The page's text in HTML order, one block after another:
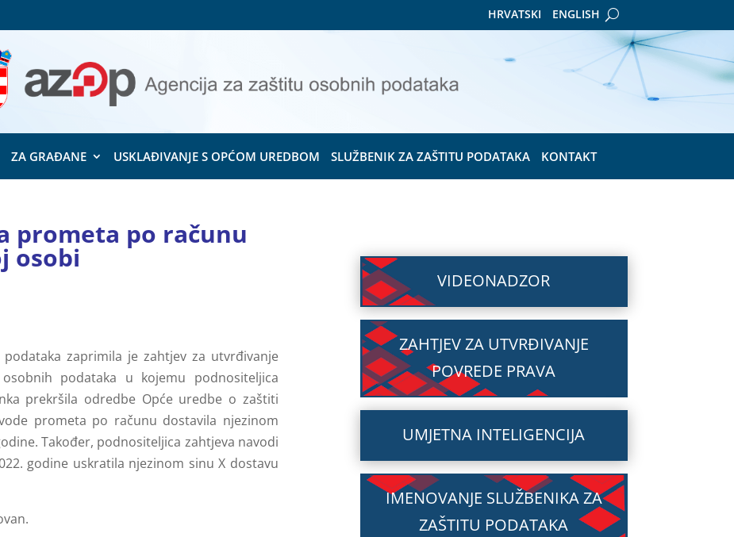
HRVATSKI ENGLISH
ZA GRAĐANE USKLAĐIVANJE S OPĆOM UREDBOM SLUŽBENIK ZA ZAŠTITU PODATAKA KONTAKT
prometa po računu
osobi
zaprimila je zahtjev za utvrđivanje
podataka u kojemu podnositeljica
prekršila odredbe Opće uredbe o zaštiti
prometa po računu dostavila njezinom
Također, podnositeljica zahtjeva navodi
godine uskratila njezinom sinu X dostavu
VIDEONADZOR
ZAHTJEV ZA UTVRĐIVANJE
POVREDE PRAVA
UMJETNA INTELIGENCIJA
IMENOVANJE SLUŽBENIKA ZA
ZAŠTITU PODATAKA